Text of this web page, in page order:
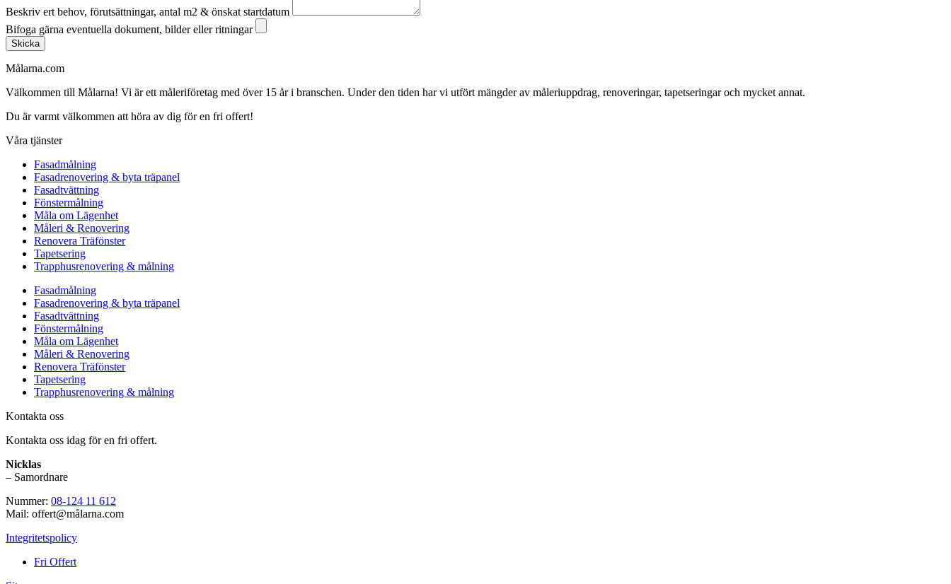
Beskriv ert behov, förutsättningar, antal m2 & önskat startdatum
Bifoga gärna eventuella dokument, bilder eller ritningar
Skicka
Målarna.com
Välkommen till Målarna! Vi är ett måleriföretag med över 15 år i branschen. Under den tiden har vi utfört mängder av måleriuppdrag, renoveringar, tapetseringar och mycket annat.
Du är varmt välkommen att höra av dig för en fri offert!
Våra tjänster
Fasadmålning
Fasadrenovering & byta träpanel
Fasadtvättning
Fönstermålning
Måla om Lägenhet
Måleri & Renovering
Renovera Träfönster
Tapetsering
Trapphusrenovering & målning
Fasadmålning
Fasadrenovering & byta träpanel
Fasadtvättning
Fönstermålning
Måla om Lägenhet
Måleri & Renovering
Renovera Träfönster
Tapetsering
Trapphusrenovering & målning
Kontakta oss
Kontakta oss idag för en fri offert.
Nicklas
– Samordnare
Nummer: 08-124 11 612
Mail: offert@målarna.com
Integritetspolicy
Fri Offert